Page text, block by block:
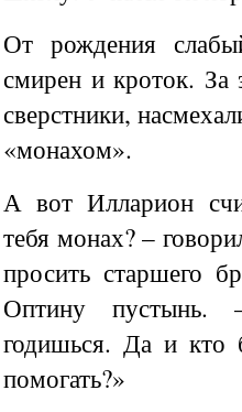
От рождения
смирен и кроток. За
сверстники,
«монахом».
А вот Илларион
тебя монах? –
просить старшего
Оптину
годишься. Да и кто
помогать?»